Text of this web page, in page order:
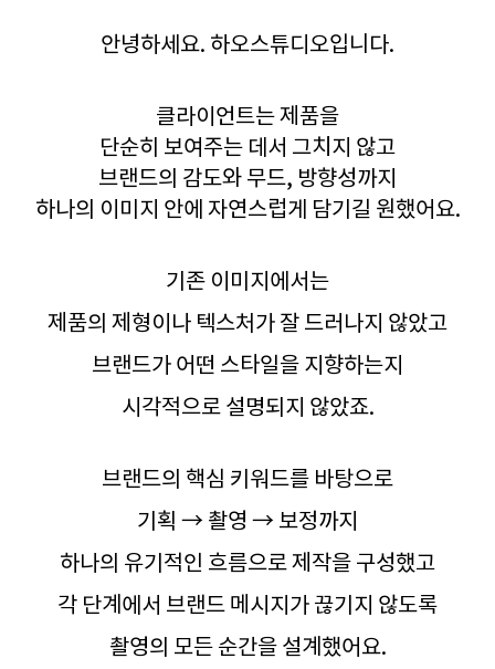
안녕하세요. 하오스튜디오입니다.
클라이언트는 제품을
단순히 보여주는 데서 그치지 않고
브랜드의 감도와 무드, 방향성까지
하나의 이미지 안에 자연스럽게 담기길 원했어요.
기존 이미지에서는
제품의 제형이나 텍스처가 잘 드러나지 않았고
브랜드가 어떤 스타일을 지향하는지
시각적으로 설명되지 않았죠.
브랜드의 핵심 키워드를 바탕으로
기획 → 촬영 → 보정까지
하나의 유기적인 흐름으로 제작을 구성했고
각 단계에서 브랜드 메시지가 끊기지 않도록
촬영의 모든 순간을 설계했어요.